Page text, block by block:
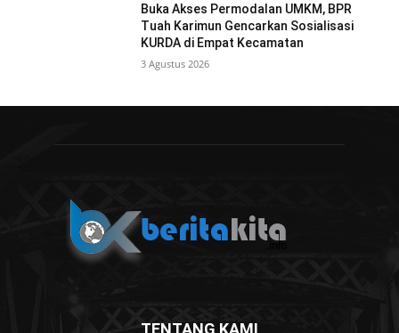
Buka Akses Permodalan UMKM, BPR
Tuah Karimun Gencarkan Sosialisasi
KURDA di Empat Kecamatan
3 Agustus 2026
TENTANG KAMI